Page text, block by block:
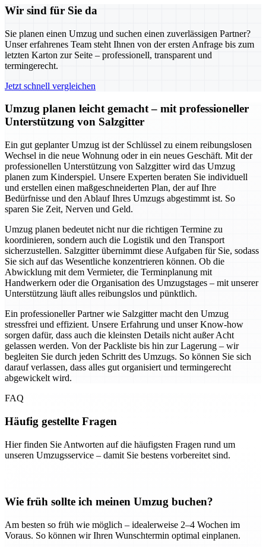
Wir sind für Sie da
Sie planen einen Umzug und suchen einen zuverlässigen Partner?
Unser erfahrenes Team steht Ihnen von der ersten Anfrage bis zum
letzten Karton zur Seite – professionell, transparent und
termingerecht.
Jetzt schnell vergleichen
Umzug planen leicht gemacht – mit professioneller
Unterstützung von Salzgitter
Ein gut geplanter Umzug ist der Schlüssel zu einem reibungslosen
Wechsel in die neue Wohnung oder in ein neues Geschäft. Mit der
professionellen Unterstützung von Salzgitter wird das Umzug
planen zum Kinderspiel. Unsere Experten beraten Sie individuell
und erstellen einen maßgeschneiderten Plan, der auf Ihre
Bedürfnisse und den Ablauf Ihres Umzugs abgestimmt ist. So
sparen Sie Zeit, Nerven und Geld.
Umzug planen bedeutet nicht nur die richtigen Termine zu
koordinieren, sondern auch die Logistik und den Transport
sicherzustellen. Salzgitter übernimmt diese Aufgaben für Sie, sodass
Sie sich auf das Wesentliche konzentrieren können. Ob die
Abwicklung mit dem Vermieter, die Terminplanung mit
Handwerkern oder die Organisation des Umzugstages – mit unserer
Unterstützung läuft alles reibungslos und pünktlich.
Ein professioneller Partner wie Salzgitter macht den Umzug
stressfrei und effizient. Unsere Erfahrung und unser Know-how
sorgen dafür, dass auch die kleinsten Details nicht außer Acht
gelassen werden. Von der Packliste bis hin zur Lagerung – wir
begleiten Sie durch jeden Schritt des Umzugs. So können Sie sich
darauf verlassen, dass alles gut organisiert und termingerecht
abgewickelt wird.
FAQ
Häufig gestellte Fragen
Hier finden Sie Antworten auf die häufigsten Fragen rund um
unseren Umzugsservice – damit Sie bestens vorbereitet sind.
Wie früh sollte ich meinen Umzug buchen?
Am besten so früh wie möglich – idealerweise 2–4 Wochen im
Voraus. So können wir Ihren Wunschtermin optimal einplanen.